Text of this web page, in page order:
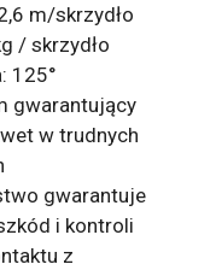
m/skrzydło
/ skrzydło
125°
gwarantujący
w trudnych
gwarantuje
i kontroli
z